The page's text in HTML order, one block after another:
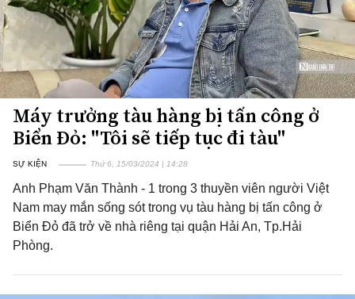
Máy trưởng tàu hàng bị tấn công ở
Biển Đỏ: "Tôi sẽ tiếp tục đi tàu"
SỰ KIỆN Thứ 6, 15/03/2024 | 14:28
Anh Phạm Văn Thành - 1 trong 3 thuyền viên người Việt
Nam may mắn sống sót trong vụ tàu hàng bị tấn công ở
Biển Đỏ đã trở về nhà riêng tại quận Hải An, Tp.Hải
Phòng.